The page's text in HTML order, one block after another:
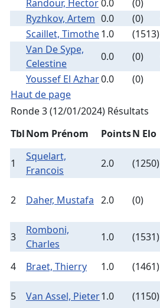
Randour, Hector0.0 (0)
Ryzhkov, Artem 0.0 (0)
Scaillet, Timothe1.0 (1513)
Van De Sype,
Celestine
0.0 (0)
Youssef El Azhar0.0 (0)
Haut de page
Ronde 3 (12/01/2024) Résultats
TblNom Prénom PointsN Elo
1
Squelart,
Francois
2.0 (1250)
2 Daher, Mustafa 2.0 (0)
3
Romboni,
Charles
1.0 (1531)
4 Braet, Thierry 1.0 (1461)
5 Van Assel, Pieter1.0 (1150)